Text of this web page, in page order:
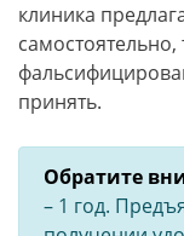
клиника
принять.
Обратите
– 1 год.